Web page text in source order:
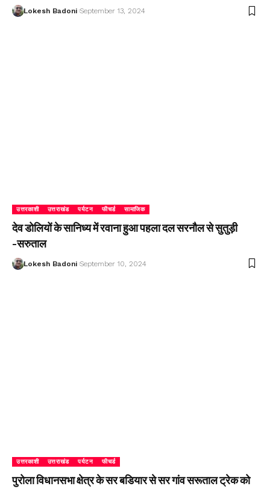
Lokesh Badoni September 13, 2024
उत्तरकाशी उत्तराखंड पर्यटन फीचर्ड सामाजिक
देव डोलियों के सानिध्य में रवाना हुआ पहला दल सरनौल से सुतुड़ी
-सरुताल
Lokesh Badoni September 10, 2024
उत्तरकाशी उत्तराखंड पर्यटन फीचर्ड
पुरोला विधानसभा क्षेत्र के सर बडियार से सर गांव सरूताल ट्रेक को